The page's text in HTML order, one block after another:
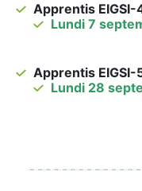
Apprentis EIGSI-
Lundi 7
Apprentis EIGSI-
Lundi 28